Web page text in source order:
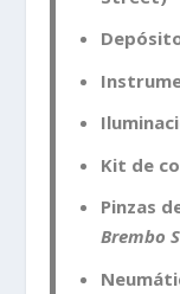
Kit de
Pinzas
Brembo